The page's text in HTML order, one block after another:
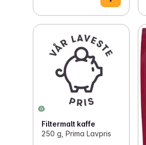
Filtermalt kaffe
250 g, Prima Lavpris